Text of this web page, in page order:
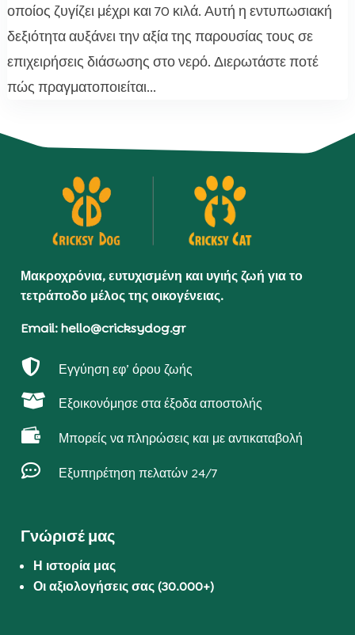
οποίος ζυγίζει μέχρι και 70 κιλά. Αυτή η εντυπωσιακή
δεξιότητα αυξάνει την αξία της παρουσίας τους σε
επιχειρήσεις διάσωσης στο νερό. Διερωτάστε ποτέ
πώς πραγματοποιείται...
Μακροχρόνια, ευτυχισμένη και υγιής ζωή για το
τετράποδο μέλος της οικογένειας.
Email: hello@cricksydog.gr
 Εγγύηση εφ’ όρου ζωής
 Εξοικονόμησε στα έξοδα αποστολής
 Μπορείς να πληρώσεις και με αντικαταβολή
 Εξυπηρέτηση πελατών 24/7
Γνώρισέ μας
Η ιστορία μας
Οι αξιολογήσεις σας (30.000+)